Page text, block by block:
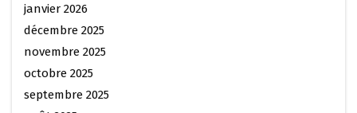
janvier 2026
décembre 2025
novembre 2025
octobre 2025
septembre 2025